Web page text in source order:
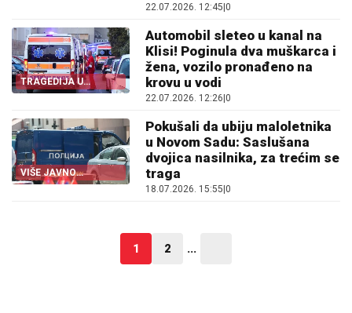
22.07.2026. 12:45|0
TRAGEDIJA U
NOVOM SADU
Automobil sleteo u kanal na
Klisi! Poginula dva muškarca i
žena, vozilo pronađeno na
krovu u vodi
22.07.2026. 12:26|0
VIŠE JAVNO
TUŽILAŠTVO
Pokušali da ubiju maloletnika
u Novom Sadu: Saslušana
dvojica nasilnika, za trećim se
traga
18.07.2026. 15:55|0
1 2 ...